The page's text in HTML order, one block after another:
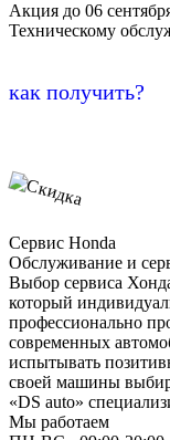
Акция до 06
Техническому
как получить?
Сервис Honda
Обслуживание и
Выбор сервиса
который
профессионально
современных
испытывать
своей машины
«DS auto»
Мы работаем